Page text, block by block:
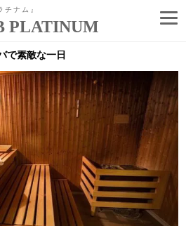
チナム』
PLATINUM
ン
テ
ン
ツ
へ
ス
ッ
で素敵な一日